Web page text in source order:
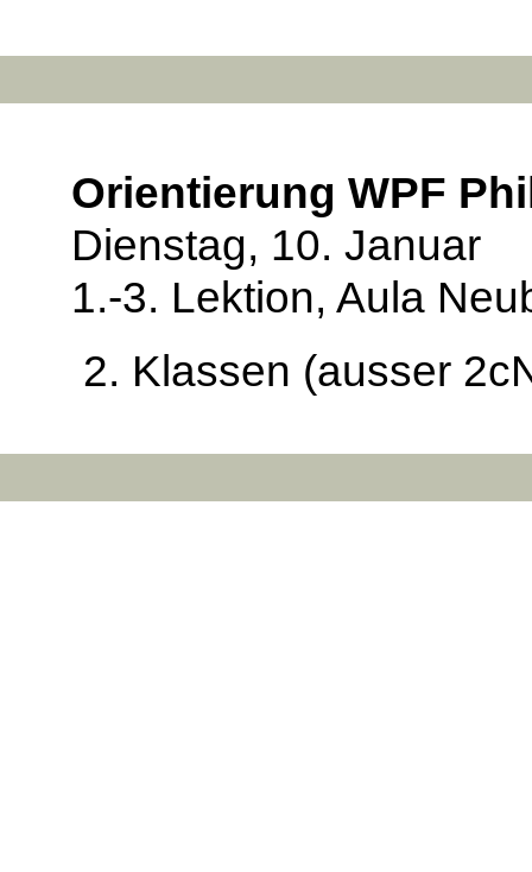
Orientierung WPF
Dienstag, 10. Januar
1.-3. Lektion, Aula
2. Klassen (ausser